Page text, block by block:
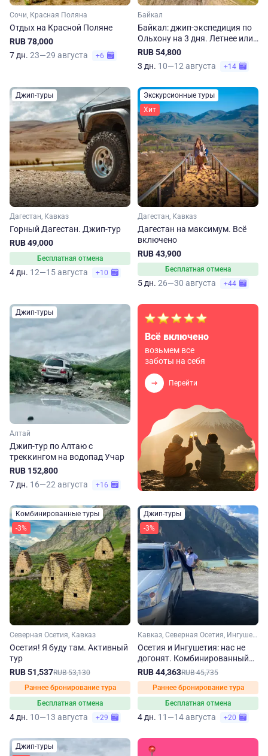
Сочи, Красная Поляна
Отдых на Красной Поляне
RUB 78,000
7 дн. 23—29 августа +6
Байкал
Байкал: джип-экспедиция по
Ольхону на 3 дня. Летнее или
осеннее приключение
RUB 54,800
3 дн. 10—12 августа +14
Джип-туры
Дагестан, Кавказ
Горный Дагестан. Джип-тур
RUB 49,000
Бесплатная отмена
4 дн. 12—15 августа +10
Экскурсионные туры
Хит
Дагестан, Кавказ
Дагестан на максимум. Вcё
включено
RUB 43,900
Бесплатная отмена
5 дн. 26—30 августа +44
Джип-туры
Алтай
Джип-тур по Алтаю с
треккингом на водопад Учар
RUB 152,800
7 дн. 16—22 августа +16
Всё включено
возьмем все
заботы на себя
Перейти
Комбинированные туры
-3%
Северная Осетия, Кавказ
Осетия! Я буду там. Активный
тур
RUB 51,537RUB 53,130
Раннее бронирование тура
Бесплатная отмена
4 дн. 10—13 августа +29
Джип-туры
-3%
Кавказ, Северная Осетия, Ингушетия
Осетия и Ингушетия: нас не
догонят. Комбинированный
джип-тур на 4 дня
RUB 44,363RUB 45,735
Раннее бронирование тура
Бесплатная отмена
4 дн. 11—14 августа +20
Джип-туры